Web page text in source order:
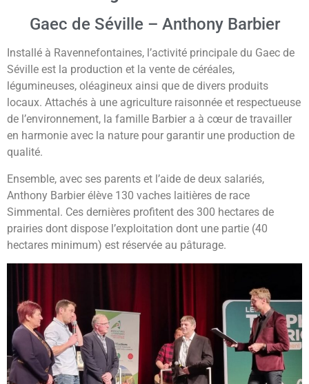
Gaec de Séville – Anthony Barbier
Installé à Ravennefontaines, l’activité principale du Gaec de
Séville est la production et la vente de céréales,
légumineuses, oléagineux ainsi que de divers produits
locaux. Attachés à une agriculture raisonnée et respectueuse
de l’environnement, la famille Barbier a à cœur de travailler
en harmonie avec la nature pour garantir une production de
qualité.
Ensemble, avec ses parents et l’aide de deux salariés,
Anthony Barbier élève 130 vaches laitières de race
Simmental. Ces dernières profitent des 300 hectares de
prairies dont dispose l’exploitation dont une partie (40
hectares minimum) est réservée au pâturage.